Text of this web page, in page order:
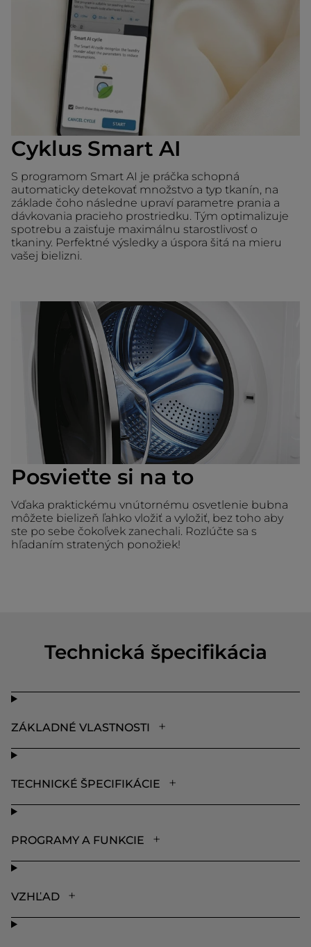
Cyklus Smart AI
S programom Smart AI je práčka schopná
automaticky detekovať množstvo a typ tkanín, na
základe čoho následne upraví parametre prania a
dávkovania pracieho prostriedku. Tým optimalizuje
spotrebu a zaisťuje maximálnu starostlivosť o
tkaniny. Perfektné výsledky a úspora šitá na mieru
vašej bielizni.
Posvieťte si na to
Vďaka praktickému vnútornému osvetlenie bubna
môžete bielizeň ľahko vložiť a vyložiť, bez toho aby
ste po sebe čokoľvek zanechali. Rozlúčte sa s
hľadaním stratených ponožiek!
Technická špecifikácia
ZÁKLADNÉ VLASTNOSTI
TECHNICKÉ ŠPECIFIKÁCIE
PROGRAMY A FUNKCIE
VZHĽAD